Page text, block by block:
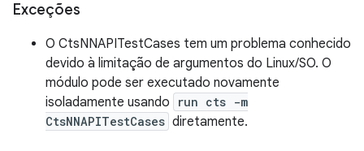
Exceções
O CtsNNAPITestCases tem um problema conhecido
devido à limitação de argumentos do Linux/SO. O
módulo pode ser executado novamente
isoladamente usando
run cts -m
CtsNNAPITestCases diretamente.